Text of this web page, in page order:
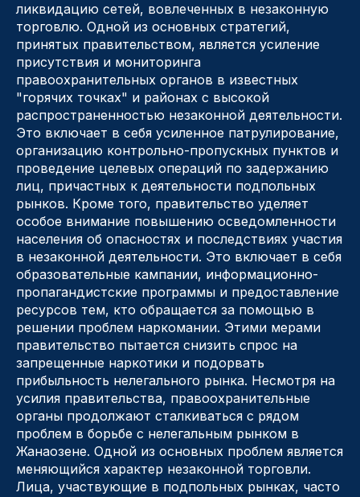
ликвидацию сетей, вовлеченных в незаконную
торговлю. Одной из основных стратегий,
принятых правительством, является усиление
присутствия и мониторинга
правоохранительных органов в известных
"горячих точках" и районах с высокой
распространенностью незаконной деятельности.
Это включает в себя усиленное патрулирование,
организацию контрольно-пропускных пунктов и
проведение целевых операций по задержанию
лиц, причастных к деятельности подпольных
рынков. Кроме того, правительство уделяет
особое внимание повышению осведомленности
населения об опасностях и последствиях участия
в незаконной деятельности. Это включает в себя
образовательные кампании, информационно-
пропагандистские программы и предоставление
ресурсов тем, кто обращается за помощью в
решении проблем наркомании. Этими мерами
правительство пытается снизить спрос на
запрещенные наркотики и подорвать
прибыльность нелегального рынка. Несмотря на
усилия правительства, правоохранительные
органы продолжают сталкиваться с рядом
проблем в борьбе с нелегальным рынком в
Жанаозене. Одной из основных проблем является
меняющийся характер незаконной торговли.
Лица, участвующие в подпольных рынках, часто